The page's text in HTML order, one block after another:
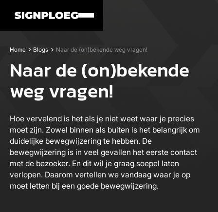
Home Blogs Naar de (on)bekende weg vragen!
Naar de (on)bekende
weg vragen!
Hoe vervelend is het als je niet weet waar je precies
moet zijn. Zowel binnen als buiten is het belangrijk om
duidelijke bewegwijzering te hebben. De
bewegwijzering is in veel gevallen het eerste contact
met de bezoeker. En dit wil je graag soepel laten
verlopen. Daarom vertellen we vandaag waar je op
moet letten bij een goede bewegwijzering.